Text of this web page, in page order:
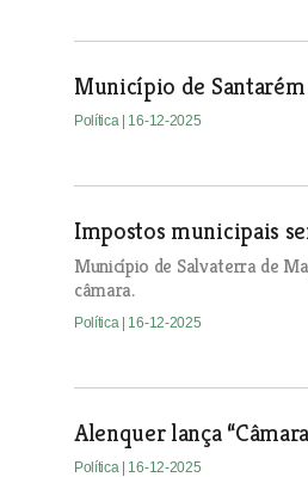
Município de
Política | 16-12-2025
Impostos municipais
Município de Salvaterra de
câmara.
Política | 16-12-2025
Alenquer lança
Política | 16-12-2025